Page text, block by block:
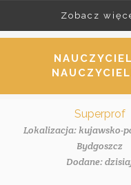
Zobacz
Superprof
Lokalizacja: kujawsko-
Bydgoszcz
Dodane: